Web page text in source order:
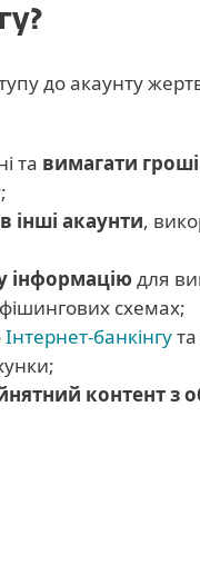
до акаунту
та вимагати
інші акаунти,
інформацію для
схемах;
Інтернет-банкінгу
контент з